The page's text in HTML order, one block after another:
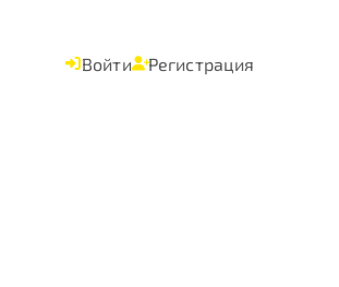
Войти Регистрация